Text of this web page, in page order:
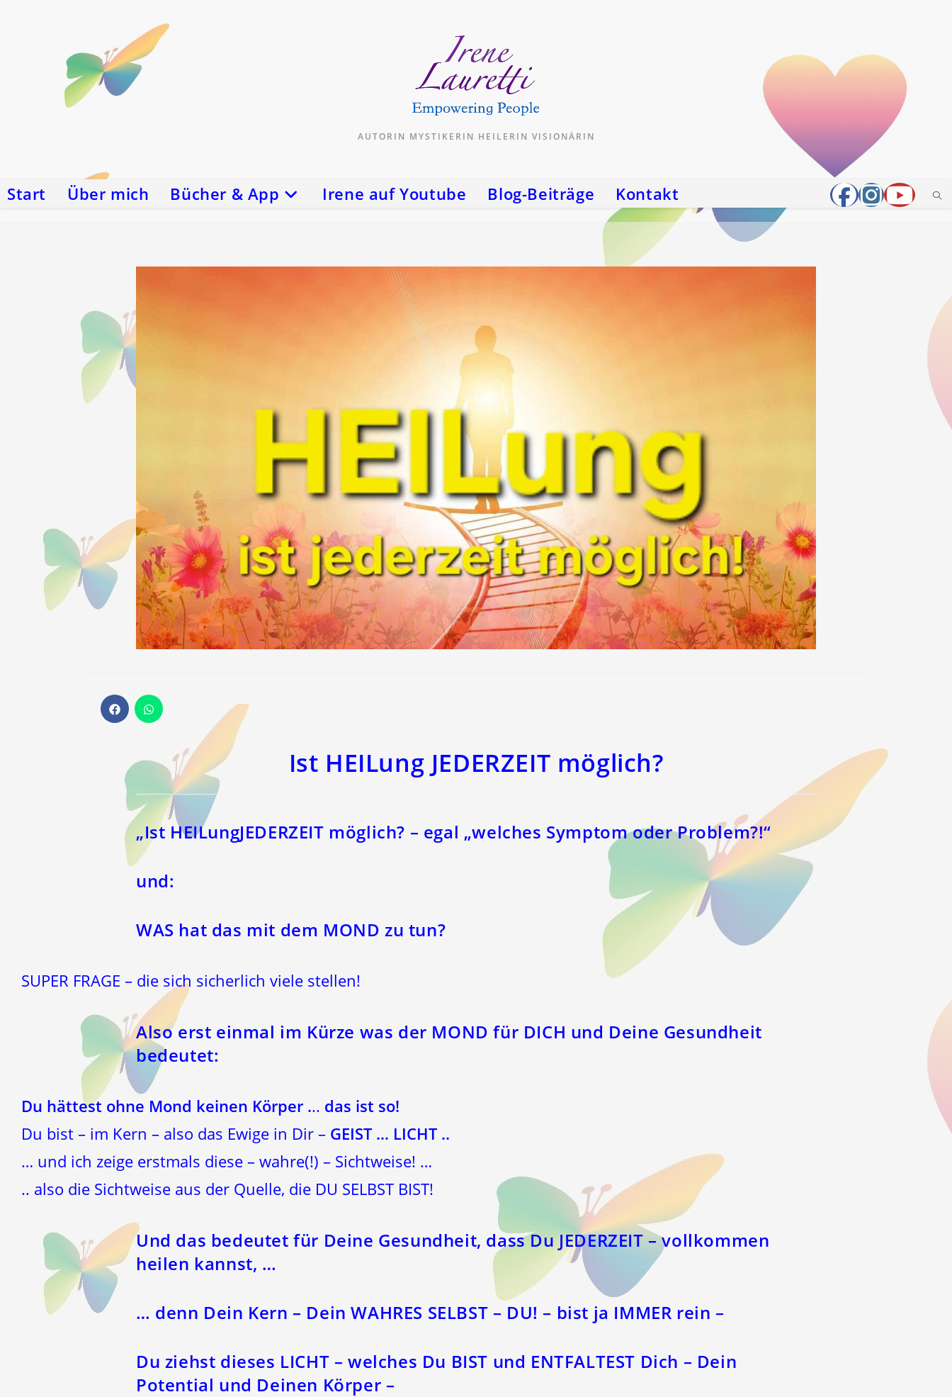
AUTORIN MYSTIKERIN HEILERIN VISIONÄRIN
Start Über mich Bücher & App Irene auf Youtube Blog-Beiträge Kontakt
Öffnet
in
Öffnet
in
Fenster Ist HEILung JEDERZEIT möglich?
„Ist HEILungJEDERZEIT möglich? – egal „welches Symptom oder Problem?!“
und:
WAS hat das mit dem MOND zu tun?
SUPER FRAGE – die sich sicherlich viele stellen!
Also erst einmal im Kürze was der MONDfür DICH und Deine Gesundheit
bedeutet:
Du hättest ohne Mond keinen Körper ... das ist so!
Du bist – im Kern – also das Ewige in Dir – GEIST … LICHT ..
… und ich zeige erstmals diese – wahre(!) – Sichtweise! …
.. also die Sichtweise aus der Quelle, die DU SELBST BIST!
Und das bedeutet für Deine Gesundheit, dass Du JEDERZEIT – vollkommen
heilen kannst, …
… denn Dein Kern – Dein WAHRES SELBST – DU! – bist ja IMMER rein –
Du ziehst dieses LICHT – welches Du BIST und ENTFALTEST Dich – Dein
Potential und Deinen Körper –